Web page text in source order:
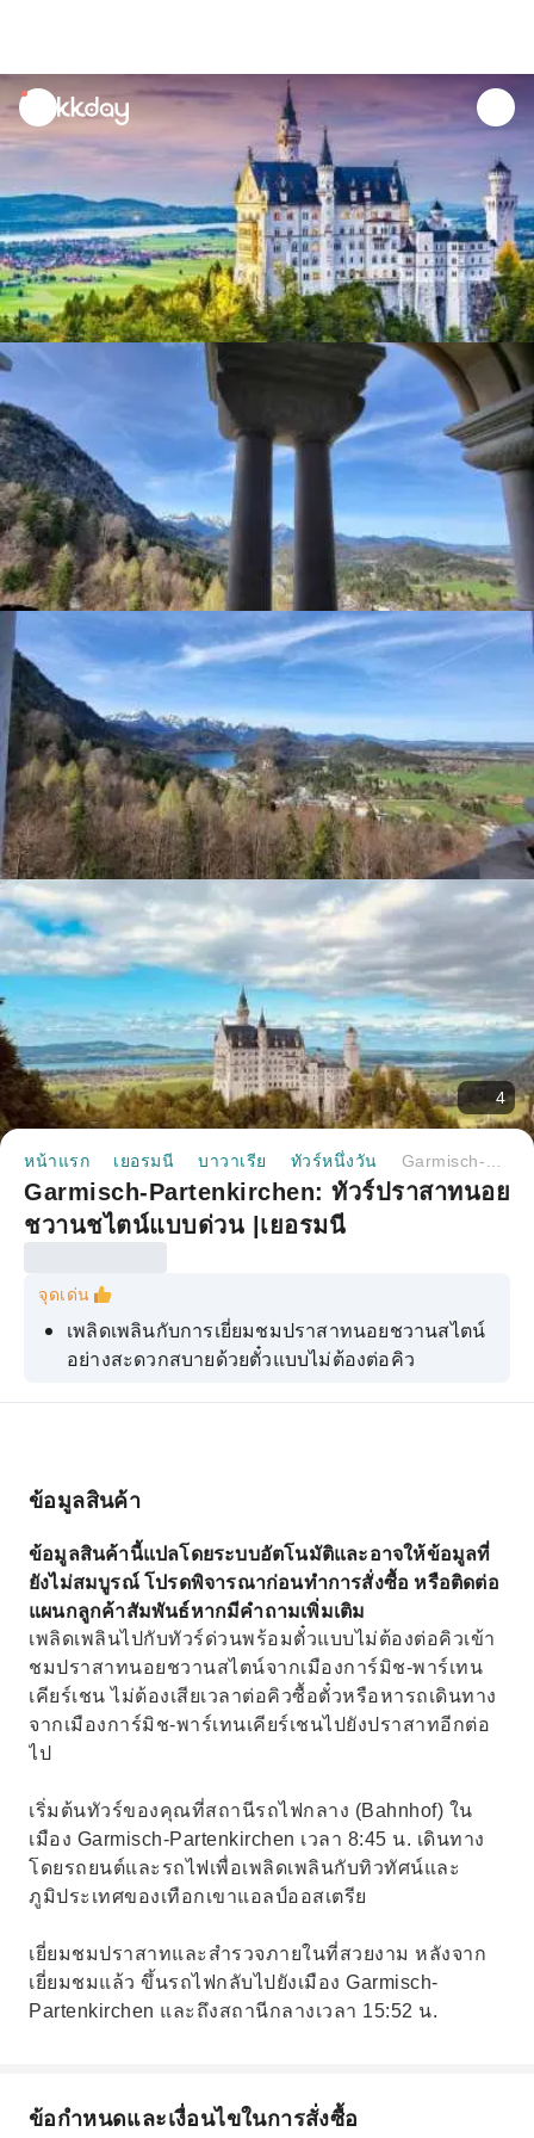
unread
notifications
4
หน้าแรก เยอรมนี บาวาเรีย ทัวร์หนึ่งวัน
Garmisch-Partenkirchen: ทัวร์ปราสาทนอย
ชวานชไตน์แบบด่วน |เยอรมนี
จุดเด่น
เพลิดเพลินกับการเยี่ยมชมปราสาทนอยชวานสไตน์
อย่างสะดวกสบายด้วยตั๋วแบบไม่ต้องต่อคิว
นั่งรถไฟชมวิวสวยงามผ่านเทือกเขาแอลป์ของ
ประวัติศาสตร์ของปราสาท
เพลิดเพลินกับการเดินทางที่สะดวกสบายจาก
Garmisch-Partenkirchen ไปยังปราสาท
ข้อมูลสินค้า
ข้อมูลสินค้านี้แปลโดยระบบอัตโนมัติและอาจให้ข้อมูลที่
ยังไม่สมบูรณ์ โปรดพิจารณาก่อนทำการสั่งซื้อ หรือติดต่อ
แผนกลูกค้าสัมพันธ์หากมีคำถามเพิ่มเติม
เพลิดเพลินไปกับทัวร์ด่วนพร้อมตั๋วแบบไม่ต้องต่อคิวเข้า
ชมปราสาทนอยชวานสไตน์จากเมืองการ์มิช-พาร์เทน
เคียร์เชน ไม่ต้องเสียเวลาต่อคิวซื้อตั๋วหรือหารถเดินทาง
จากเมืองการ์มิช-พาร์เทนเคียร์เชนไปยังปราสาทอีกต่อ
ไป
เริ่มต้นทัวร์ของคุณที่สถานีรถไฟกลาง (Bahnhof) ใน
เมือง Garmisch-Partenkirchen เวลา 8:45 น. เดินทาง
โดยรถยนต์และรถไฟเพื่อเพลิดเพลินกับทิวทัศน์และ
ภูมิประเทศของเทือกเขาแอลป์ออสเตรีย
เยี่ยมชมปราสาทและสำรวจภายในที่สวยงาม หลังจาก
เยี่ยมชมแล้ว ขึ้นรถไฟกลับไปยังเมือง Garmisch-
Partenkirchen และถึงสถานีกลางเวลา 15:52 น.
ข้อกำหนดและเงื่อนไขในการสั่งซื้อ